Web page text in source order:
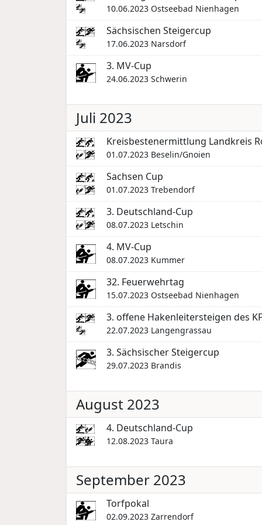
10.06.2023 Ostseebad Nienhagen
Sächsischen Steigercup
17.06.2023 Narsdorf
3. MV-Cup
24.06.2023 Schwerin
Juli 2023
Kreisbestenermittlung Landkreis
01.07.2023 Beselin/Gnoien
Sachsen Cup
01.07.2023 Trebendorf
3. Deutschland-Cup
08.07.2023 Letschin
4. MV-Cup
08.07.2023 Kummer
32. Feuerwehrtag
15.07.2023 Ostseebad Nienhagen
3. offene Hakenleitersteigen des
22.07.2023 Langengrassau
3. Sächsischer Steigercup
29.07.2023 Brandis
August 2023
4. Deutschland-Cup
12.08.2023 Taura
September 2023
Torfpokal
02.09.2023 Zarrendorf